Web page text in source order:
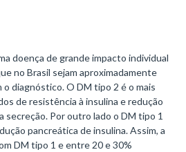
doença de grande impacto individual
no Brasil sejam aproximadamente
o diagnóstico. O DM tipo 2 é o mais
de resistência à insulina e redução
secreção. Por outro lado o DM tipo 1
pancreática de insulina. Assim, a
DM tipo 1 e entre 20 e 30%